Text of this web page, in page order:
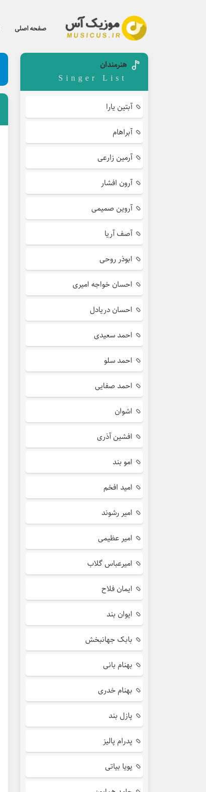
صفحه اصلی
هنرمندان
Singer List
آبتین یارا
آبراهام
آرمین زارعی
آرون افشار
آروین صمیمی
آصف آریا
ابوذر روحی
احسان خواجه امیری
احسان دریادل
احمد سعیدی
احمد سلو
احمد صفایی
اشوان
افشین آذری
امو بند
امید افخم
امیر رشوند
امیر عظیمی
امیرعباس گلاب
ایمان فلاح
ایوان بند
بابک جهانبخش
بهنام بانی
بهنام خدری
پازل بند
پدرام پالیز
پویا بیاتی